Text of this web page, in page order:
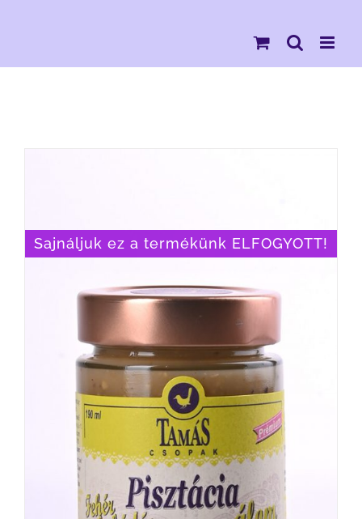
Sajnáljuk ez a termékünk ELFOGYOTT!